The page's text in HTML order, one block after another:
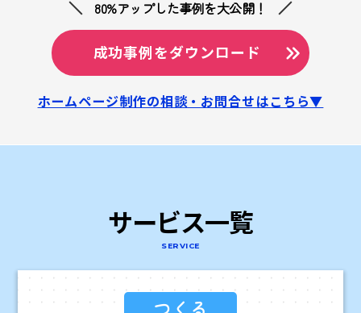
80%アップした事例を大公開！
成功事例をダウンロード
ホームページ制作の相談・お問合せはこちら▼
サービス一覧
SERVICE